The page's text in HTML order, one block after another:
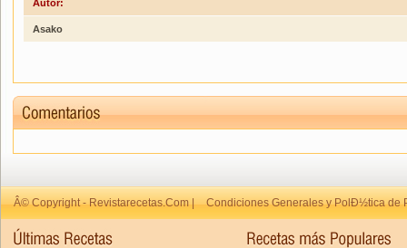
Autor:
Asako
Â© Copyright - Revistarecetas.Com | Condiciones Generales y PolÐ½tica de